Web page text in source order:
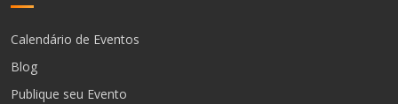
Calendário de Eventos
Blog
Publique seu Evento